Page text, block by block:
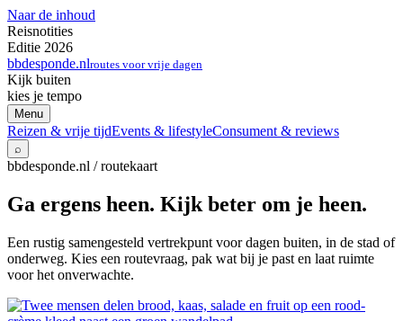
Naar de inhoud
Reisnotities
Editie 2026
bbdesponde.nlroutes voor vrije dagen
Kijk buiten
kies je tempo
Menu
Reizen & vrije tijdEvents & lifestyleConsument & reviews
⌕
bbdesponde.nl / routekaart
Ga ergens heen. Kijk beter om je heen.
Een rustig samengesteld vertrekpunt voor dagen buiten, in de stad of
onderweg. Kies een routevraag, pak wat bij je past en laat ruimte
voor het onverwachte.